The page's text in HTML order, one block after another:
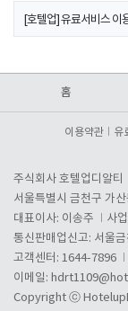
[호텔업] 유료서비스 이
홈
이용약관 유
주식회사 호텔업디알티
서울특별시 금천구 가
대표이사: 이송주
사
통신판매업신고: 서울
고객센터: 1644-7896
이메일:
Copyright ⓒ